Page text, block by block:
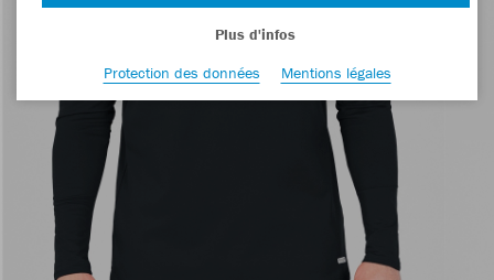
Plus d'infos
Protection des données
Mentions légales